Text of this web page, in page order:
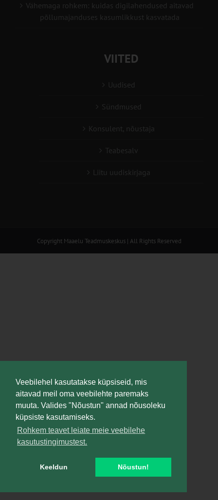
Veebilehel kasutatakse küpsiseid, mis
aitavad meil oma veebilehte paremaks
muuta. Valides "Nõustun" annad nõusoleku
küpsiste kasutamiseks.
Rohkem teavet leiate meie veebilehe
kasutustingimustest.
Keeldun Nõustun!
Vähemaga rohkem: kuidas digilahendused aitavad
põllumajanduses kasumlikkust kasvatada
VIITED
Uudised
Sündmused
Konsulent, nõustaja
Teabesalv
Liitu uudiskirjaga
Copyright Maaelu Teadmuskeskus | All Rights Reserved